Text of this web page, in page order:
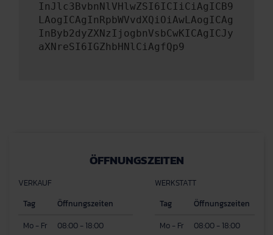
InJlc3BvbnNlVHlwZSI6ICIiCiAgICB9
LAogICAgInRpbWVvdXQiOiAwLAogICAg
InByb2dyZXNzIjogbnVsbCwKICAgICJy
aXNreSI6IGZhbHNlCiAgfQp9
ÖFFNUNGSZEITEN
VERKAUF
Tag
Öffnungszeiten
Mo - Fr
08:00 - 18:00
WERKSTATT
Tag
Öffnungszeiten
Mo - Fr
08:00 - 18:00